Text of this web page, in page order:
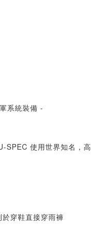
系統裝備 -
SPEC 使用世界知名，高
穿鞋直接穿雨褲